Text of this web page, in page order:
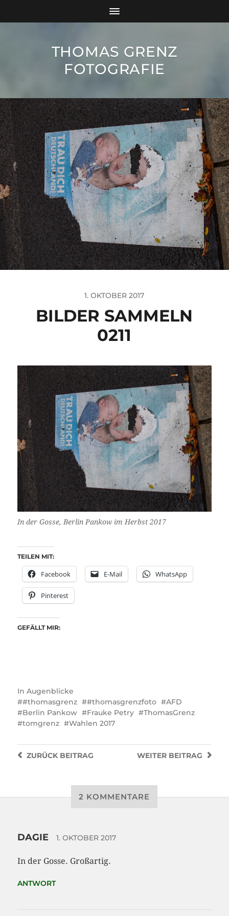
THOMAS GRENZ
FOTOGRAFIE
1. OKTOBER 2017
BILDER SAMMELN
0211
In der Gosse, Berlin Pankow im Herbst 2017
TEILEN MIT:
Facebook E-Mail WhatsApp
Pinterest
GEFÄLLT MIR:
In Augenblicke
#thomasgrenz
#thomasgrenzfoto
AFD
Berlin Pankow
Frauke Petry
ThomasGrenz
tomgrenz
Wahlen 2017
WEITER BEITRAG
ZURÜCKBEITRAG
2 KOMMENTARE
DAGIE 1. OKTOBER 2017
In der Gosse. Großartig.
ANTWORT